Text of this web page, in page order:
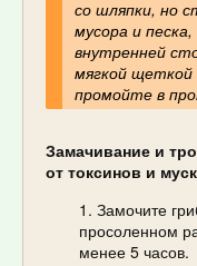
со шляпки, но
мусора и
внутренней
мягкой щеткой
промойте в
Замачивание и
от токсинов и
Замочите
просоленном
менее 5 часов.